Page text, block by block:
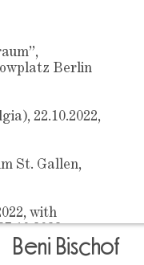
Beni Bischof
Berlin
22.10.2022,
St. Gallen,
with
Money and its